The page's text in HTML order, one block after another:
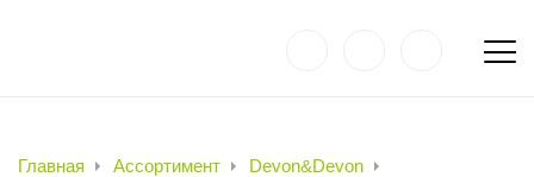
Главная Ассортимент
Devon&Devon